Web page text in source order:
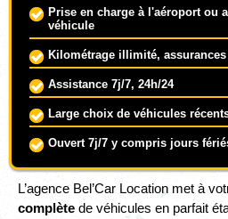
Prise en charge à l'aéroport ou
véhicule
Kilométrage illimité,
Assistance 7j/7, 24h/24
Large choix de véhicules
Ouvert 7j/7 y compris jours
L’agence Bel’Car Location met à
complète de véhicules en parfait